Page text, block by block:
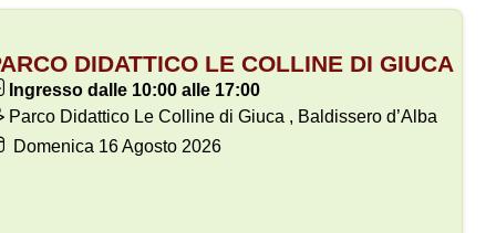
DIDATTICO LE COLLINE DI GIUCA
Ingresso dalle 10:00 alle 17:00
Parco Didattico Le Colline di Giuca , Baldissero d’Alba
Domenica 16Agosto 2026